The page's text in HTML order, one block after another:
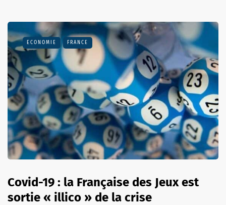
ECONOMIE FRANCE
Covid-19 : la Française des Jeux est
sortie « illico » de la crise